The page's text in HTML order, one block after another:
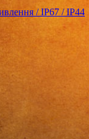
/ IP67 / IP44